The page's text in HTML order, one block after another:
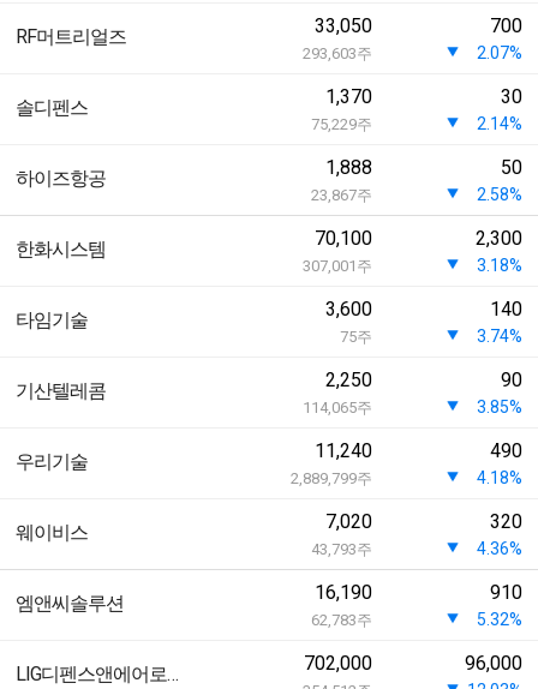
RF머트리얼즈 33,050
293,603주
700
2.07%
솔디펜스 1,370
75,229주
30
2.14%
하이즈항공 1,888
23,867주
50
2.58%
한화시스템 70,100
307,001 주
2,300
3.18%
타임기술 3,600
75주
140
3.74%
기산텔레콤 2,250
114,065주
90
3.85%
우리기술 11,240
2,889,799주
490
4.18%
웨이비스 7,020
43,793주
320
4.36%
엠앤씨솔루션 16,190
62,783주
910
5.32%
LIG디펜스앤에어로스페이스 702,000 96,000